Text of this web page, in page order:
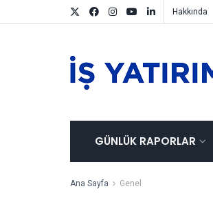
Hakkında
GÜNLÜK RAPORLAR
Ana Sayfa Genel